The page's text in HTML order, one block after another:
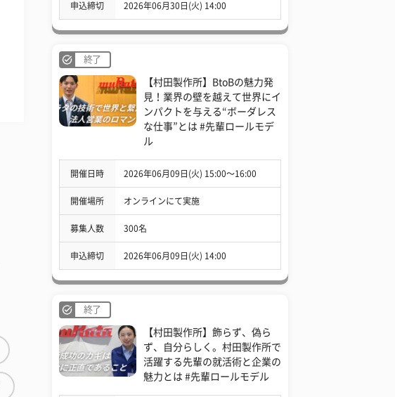
申込締切 2026年06月30日(火) 14:00
終了
【村田製作所】BtoBの魅力発
見！業界の壁を越えて世界にイ
ンパクトを与える“ボーダレス
な仕事”とは #先輩ロールモデ
ル
開催日時 2026年06月09日(火) 15:00〜16:00
開催場所 オンラインにて実施
募集人数 300名
申込締切 2026年06月09日(火) 14:00
終了
【村田製作所】飾らず、偽ら
ず、自分らしく。村田製作所で
活躍する先輩の就活術と企業の
魅力とは #先輩ロールモデル